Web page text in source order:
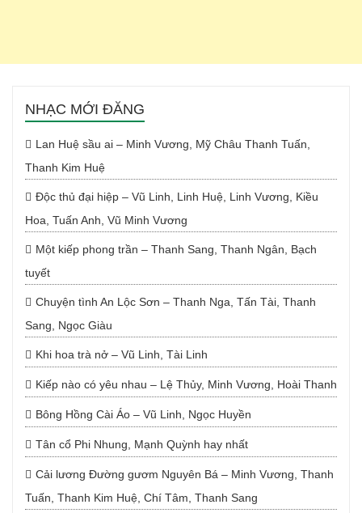
NHẠC MỚI ĐĂNG
Lan Huệ sầu ai – Minh Vương, Mỹ Châu Thanh Tuấn,
Thanh Kim Huệ
Độc thủ đại hiệp – Vũ Linh, Linh Huệ, Linh Vương, Kiều
Hoa, Tuấn Anh, Vũ Minh Vương
Một kiếp phong trần – Thanh Sang, Thanh Ngân, Bạch
tuyết
Chuyện tình An Lộc Sơn – Thanh Nga, Tấn Tài, Thanh
Sang, Ngọc Giàu
Khi hoa trà nở – Vũ Linh, Tài Linh
Kiếp nào có yêu nhau – Lệ Thủy, Minh Vương, Hoài Thanh
Bông Hồng Cài Áo – Vũ Linh, Ngọc Huyền
Tân cổ Phi Nhung, Mạnh Quỳnh hay nhất
Cải lương Đường gươm Nguyên Bá – Minh Vương, Thanh
Tuấn, Thanh Kim Huệ, Chí Tâm, Thanh Sang